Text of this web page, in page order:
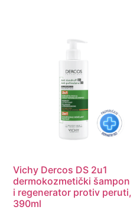
Vichy Dercos DS 2u1
dermokozmetički šampon
i regenerator protiv peruti,
390ml